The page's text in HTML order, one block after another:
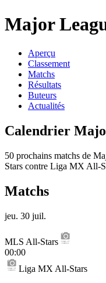
Major
Aperçu
Classement
Matchs
Résultats
Buteurs
Actualités
Calendrier
50 prochains matchs de
Stars contre Liga MX All-
Matchs
jeu. 30 juil.
MLS All-Stars
00:00
Liga MX All-Stars